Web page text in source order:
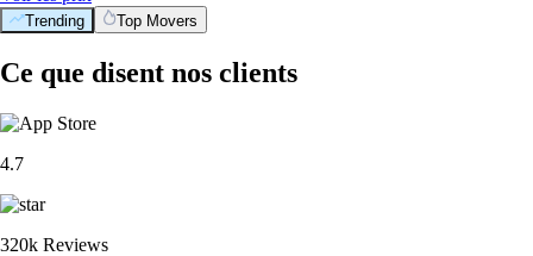
Trending Top Movers
Ce que disent nos clients
4.7
320k Reviews